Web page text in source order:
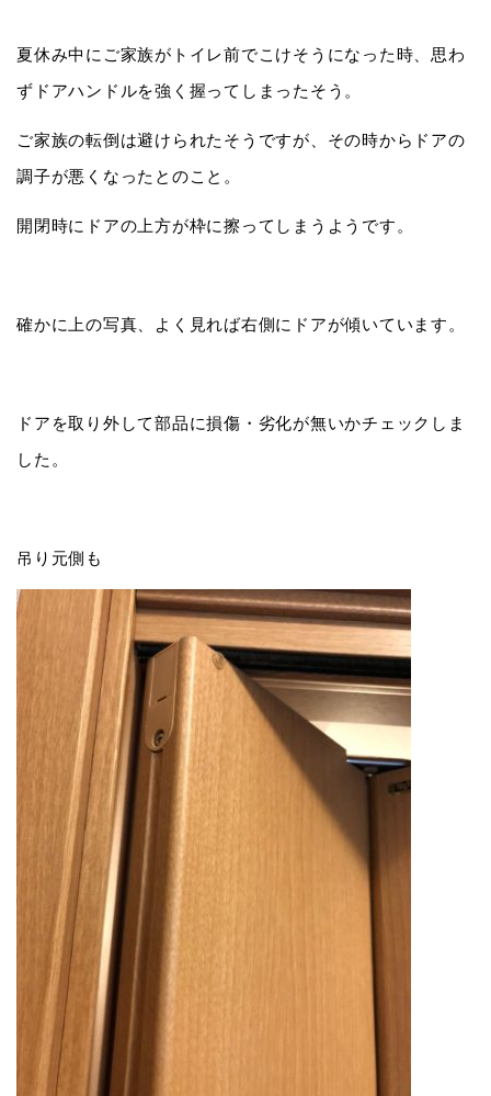
夏休み中にご家族がトイレ前でこけそうになった時、思わ
ずドアハンドルを強く握ってしまったそう。
ご家族の転倒は避けられたそうですが、その時からドアの
調子が悪くなったとのこと。
開閉時にドアの上方が枠に擦ってしまうようです。
確かに上の写真、よく見れば右側にドアが傾いています。
ドアを取り外して部品に損傷・劣化が無いかチェックしま
した。
吊り元側も